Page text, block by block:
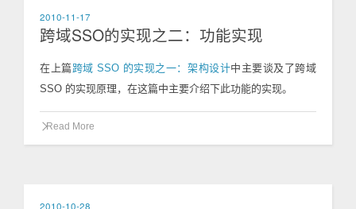
2010-11-17
跨域SSO的实现之二：功能实现
在上篇跨域 SSO 的实现之一：架构设计中主要谈及了跨域
SSO 的实现原理，在这篇中主要介绍下此功能的实现。
Read More
2010-10-28